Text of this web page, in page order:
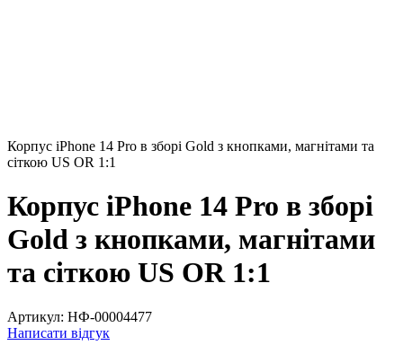
Корпус iPhone 14 Pro в зборі Gold з кнопками, магнітами та
сіткою US OR 1:1
Корпус iPhone 14 Pro в зборі
Gold з кнопками, магнітами
та сіткою US OR 1:1
Артикул: НФ-00004477
Написати відгук